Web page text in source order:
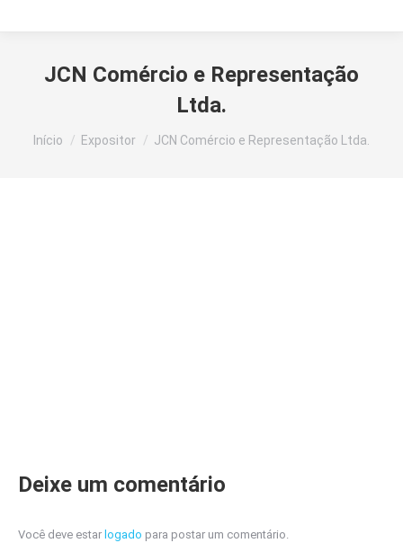
JCN Comércio e Representação
Ltda.
Você está aqui:
Início Expositor JCN Comércio e Representação Ltda.
Deixe um comentário
Você deve estar logado para postar um comentário.